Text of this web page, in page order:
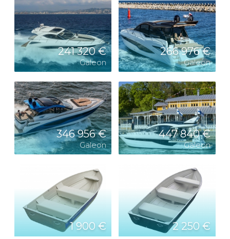
241 320 €
Galeon
266 976 €
Galeon
346 956 €
Galeon
447 840 €
Galeon
1 900 €
2 250 €